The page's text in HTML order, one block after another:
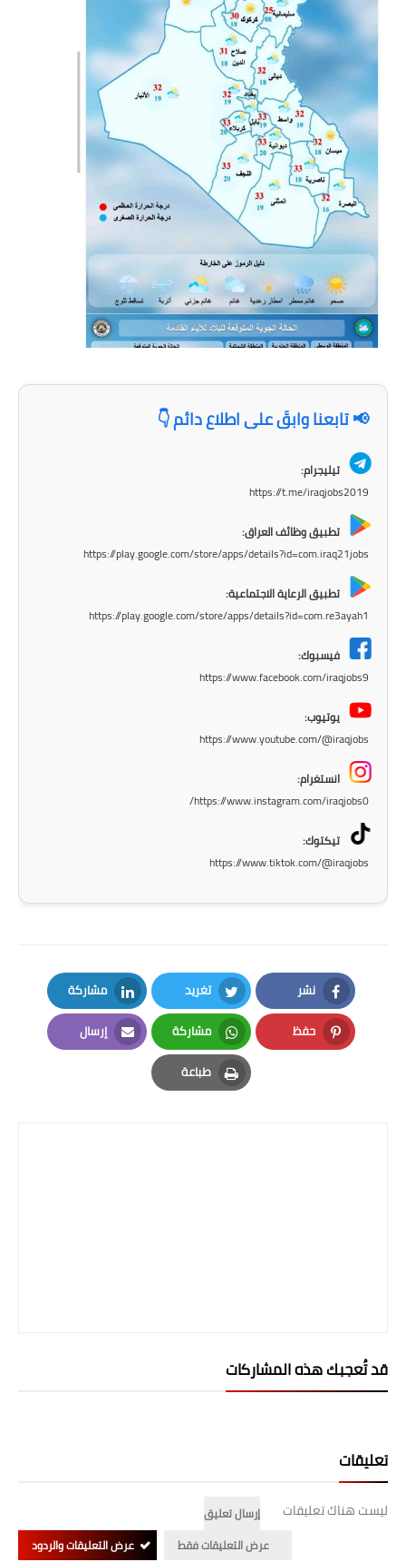
المرحلة الاعدادية
الجامعات
اخبار وقرارات وزارة التعليم
استمارة القبول المركزي
نتائج القبول المركزي
العطل
صحة وطب
📢 تابعنا وابقَ على اطلاع دائم 👇
تيليجرام:
https://t.me/iraqjobs2019
تطبيق وظائف العراق:
https://play.google.com/store/apps/details?id=com.iraq21jobs
تطبيق الرعاية الاجتماعية:
https://play.google.com/store/apps/details?id=com.re3ayah1
فيسبوك:
https://www.facebook.com/iraqjobs9
يوتيوب:
https://www.youtube.com/@iraqjobs
انستغرام:
https://www.instagram.com/iraqjobs0/
تيكتوك:
https://www.tiktok.com/@iraqjobs
نشر
Facebook
تغريد
Twitter
مشاركة
LinkedIn
حفظ
Pinterest
مشاركة
Whatsapp
إرسال
Email
طباعة
Print
قد تُعجبك هذه المشاركات
تعليقات
ليست هناك تعليقات
إرسال تعليق
عرض التعليقات فقط
عرض التعليقات والردود